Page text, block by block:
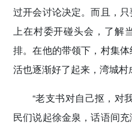
过开会讨论决定。而且，
上在村委开碰头会，了解
排。在他的带领下，村集
活也逐渐好了起来，湾城村
“老支书对自己抠，对
民们说起徐金泉，话语间